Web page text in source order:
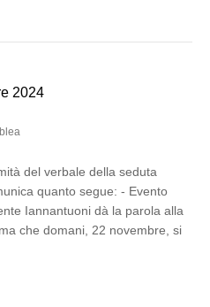
2024
del verbale della seduta
quanto segue: - Evento
Iannantuoni dà la parola alla
che domani, 22 novembre, si